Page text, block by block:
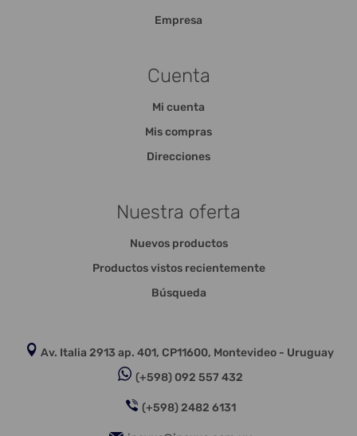
Empresa
Cuenta
Mi cuenta
Mis compras
Direcciones
Nuestra oferta
Nuevos productos
Productos vistos recientemente
Búsqueda
Av. Italia 2913 ap. 401, CP11600, Montevideo - Uruguay
(+598) 092 557 432
(+598) 2482 6131